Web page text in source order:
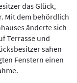
das Glück,
Mit dem behördlich
änderte sich
Terrasse und
sahen
Fenstern einen